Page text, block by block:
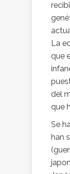
La
que
del
que
Se
han